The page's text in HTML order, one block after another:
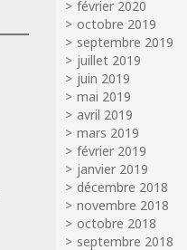
février 2020
octobre 2019
septembre 2019
juillet 2019
juin 2019
mai 2019
avril 2019
mars 2019
février 2019
janvier 2019
décembre 2018
novembre 2018
octobre 2018
septembre 2018